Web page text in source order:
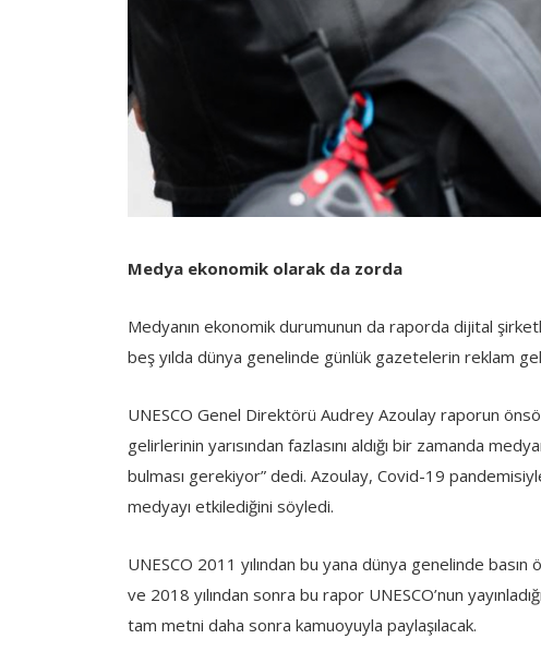
Medya ekonomik olarak da zorda
Medyanın ekonomik durumunun da raporda dijital
beş yılda dünya genelinde günlük gazetelerin reklam
UNESCO Genel Direktörü Audrey Azoulay raporun
gelirlerinin yarısından fazlasını aldığı bir zamanda
bulması gerekiyor” dedi. Azoulay, Covid-19
medyayı etkilediğini söyledi.
UNESCO 2011 yılından bu yana dünya genelinde
ve 2018 yılından sonra bu rapor UNESCO’nun
tam metni daha sonra kamuoyuyla paylaşılacak.